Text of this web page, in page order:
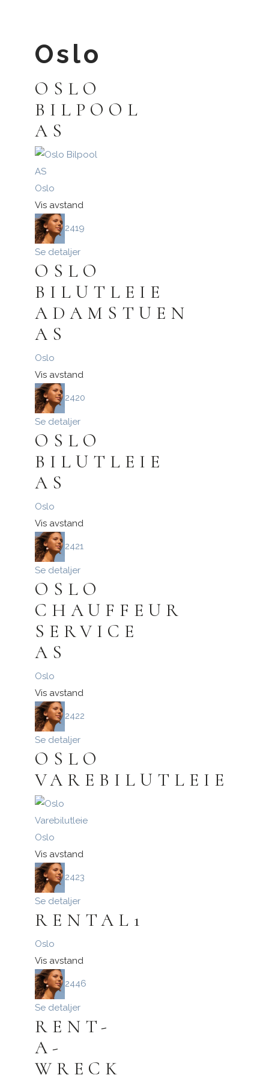
Oslo
OSLO
BILPOOL
AS
Oslo
Vis avstand
2419
Se detaljer
OSLO
BILUTLEIE
ADAMSTUEN
AS
Oslo
Vis avstand
2420
Se detaljer
OSLO
BILUTLEIE
AS
Oslo
Vis avstand
2421
Se detaljer
OSLO
CHAUFFEUR
SERVICE
AS
Oslo
Vis avstand
2422
Se detaljer
OSLO
VAREBILUTLEIE
Oslo
Vis avstand
2423
Se detaljer
RENTAL1
Oslo
Vis avstand
2446
Se detaljer
RENT-
A-
WRECK
Logg inn med passnøkkel
Logg inn